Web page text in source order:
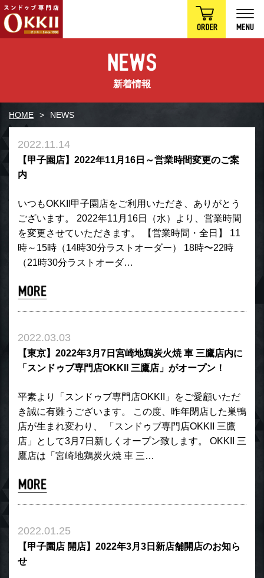
新着情報
HOME NEWS
2022.11.14
【甲子園店】2022年11月16日～営業時間変更のご案
内
いつもOKKII甲子園店をご利用いただき、ありがとう
ございます。 2022年11月16日（水）より、営業時間
を変更させていただきます。 【営業時間・全日】 11
時～15時（14時30分ラストオーダー） 18時〜22時
（21時30分ラストオーダ…
2022.03.03
【東京】2022年3月7日宮崎地鶏炭火焼 車 三鷹店内に
「スンドゥブ専門店OKKII 三鷹店」がオープン！
平素より「スンドゥブ専門店OKKII」をご愛顧いただ
き誠に有難うございます。 この度、昨年閉店した巣鴨
店が生まれ変わり、 「スンドゥブ専門店OKKII 三鷹
店」として3月7日新しくオープン致します。 OKKII 三
鷹店は「宮崎地鶏炭火焼 車 三…
2022.01.25
【甲子園店 開店】2022年3月3日新店舗開店のお知ら
せ